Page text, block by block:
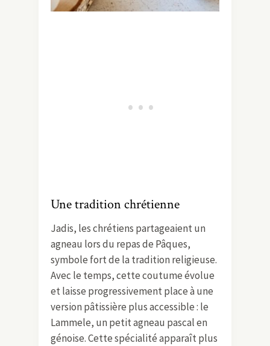
Une tradition chrétienne
Jadis, les chrétiens partageaient un
agneau lors du repas de Pâques,
symbole fort de la tradition religieuse.
Avec le temps, cette coutume évolue
et laisse progressivement place à une
version pâtissière plus accessible : le
Lammele, un petit agneau pascal en
génoise. Cette spécialité apparaît plus